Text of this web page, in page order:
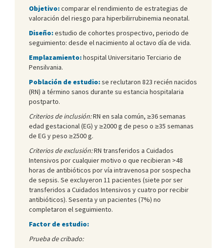
Objetivo:comparar el rendimiento de estrategias de
valoración del riesgo para hiperbilirrubinemia neonatal.
Diseño:estudio de cohortes prospectivo, periodo de
seguimiento: desde el nacimiento al octavo día de vida.
Emplazamiento:hospital Universitario Terciario de
Pensilvania.
Población de estudio:se reclutaron 823 recién nacidos
(RN) a término sanos durante su estancia hospitalaria
postparto.
Criterios de inclusión:RN en sala común, ≥36 semanas
edad gestacional (EG) y ≥2000 g de peso o ≥35 semanas
de EG y peso ≥2500 g.
Criterios de exclusión:RN transferidos a Cuidados
Intensivos por cualquier motivo o que recibieran >48
horas de antibióticos por vía intravenosa por sospecha
de sepsis. Se excluyeron 11 pacientes (siete por ser
transferidos a Cuidados Intensivos y cuatro por recibir
antibióticos). Sesenta y un pacientes (7%) no
completaron el seguimiento.
Factor de estudio:
Prueba de cribado: